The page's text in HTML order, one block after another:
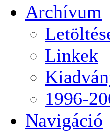
Archívum
Linkek
1996-
Navigáció